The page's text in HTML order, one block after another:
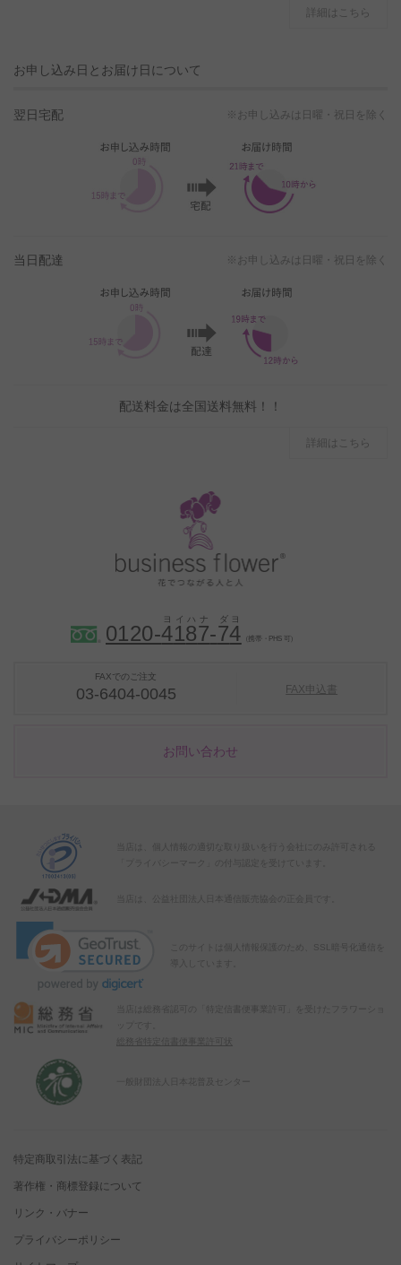
詳細はこちら
お申し込み日とお届け日について
翌日宅配 ※お申し込みは日曜・祝日を除く
当日配達 ※お申し込みは日曜・祝日を除く
配送料金は全国送料無料！！
詳細はこちら
0120-4187-74 （携帯・PHS 可）
FAXでのご注文
03-6404-0045 FAX申込書
お問い合わせ
当店は、個人情報の適切な取り扱いを行う会社にのみ許可される
「プライバシーマーク」の付与認定を受けています。
当店は、公益社団法人日本通信販売協会の正会員です。
このサイトは個人情報保護のため、SSL暗号化通信を
導入しています。
当店は総務省認可の「特定信書便事業許可」を受けたフラワーショ
総務省特定信書便事業許可状
特定商取引法に基づく表記
著作権・商標登録について
リンク・バナー
プライバシーポリシー